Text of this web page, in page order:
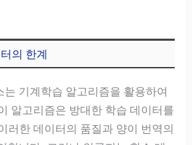
의 한계
는 기계학습 알고리즘을 활용하여
알고리즘은 방대한 학습 데이터를
러한 데이터의 품질과 양이 번역의